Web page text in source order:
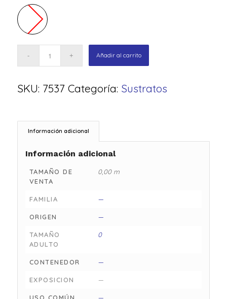
Añadir al carrito
SKU: 7537 Categoría: Sustratos
Información adicional
Información adicional
TAMAÑO DE
VENTA
0,00 m
FAMILIA —
ORIGEN —
TAMAÑO
ADULTO
0
CONTENEDOR —
EXPOSICION —